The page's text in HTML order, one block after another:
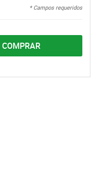
* Campos requeridos
COMPRAR